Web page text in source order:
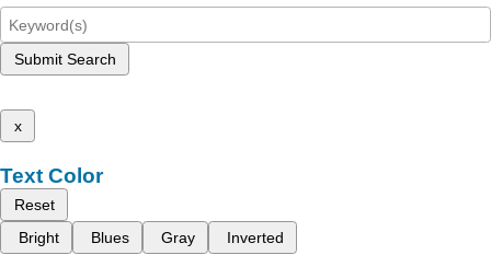
Submit Search
x
Text Color
Reset
Bright
Blues Gray Inverted